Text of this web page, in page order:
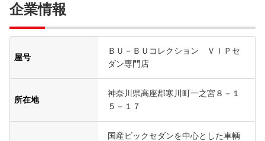
企業情報
屋号
ＢＵ－ＢＵコレクション ＶＩＰセ
ダン専門店
所在地
神奈川県高座郡寒川町一之宮８－１
５－１７
国産ビックセダンを中心とした車輌